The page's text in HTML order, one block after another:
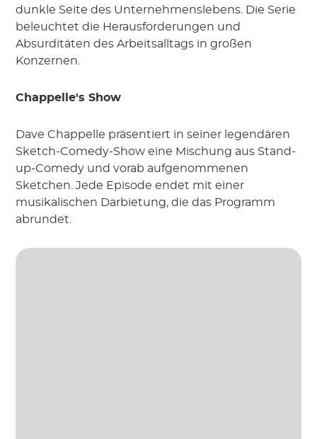
dunkle Seite des Unternehmenslebens. Die Serie
beleuchtet die Herausforderungen und
Absurditäten des Arbeitsalltags in großen
Konzernen.
Chappelle's Show
Dave Chappelle präsentiert in seiner legendären
Sketch-Comedy-Show eine Mischung aus Stand-
up-Comedy und vorab aufgenommenen
Sketchen. Jede Episode endet mit einer
musikalischen Darbietung, die das Programm
abrundet.